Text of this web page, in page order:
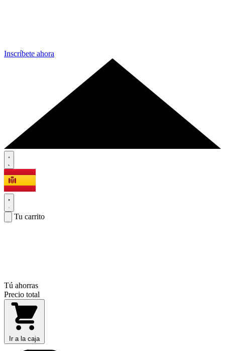
Inscríbete ahora
Tu carrito
Tú ahorras
Precio total
Ir a la caja